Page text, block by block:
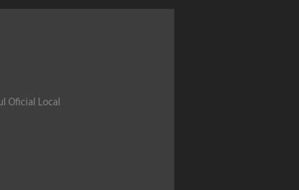
Oficial Local